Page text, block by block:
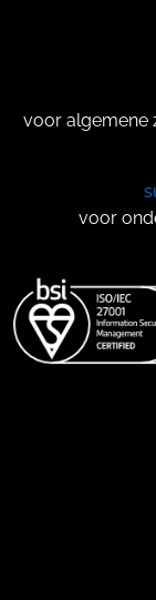
voor algemene
voor